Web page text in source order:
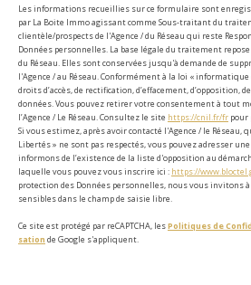
Les informations recueillies sur ce formulaire sont
par La Boite Immo agissant comme Sous-traitant du
clientèle/prospects de l'Agence / du Réseau qui reste
Données personnelles. La base légale du traitement
du Réseau. Elles sont conservées jusqu'à demande de
l'Agence / au Réseau. Conformément à la loi «
droits d’accès, de rectification, d’effacement,
données. Vous pouvez retirer votre consentement à tout
l’Agence / Le Réseau. Consultez le site https://cnil.fr/fr pour
Si vous estimez, après avoir contacté l'Agence / le
Libertés » ne sont pas respectés, vous pouvez adresser
informons de l’existence de la liste d'opposition au
laquelle vous pouvez vous inscrire ici : https://
protection des Données personnelles, nous vous invitons
sensibles dans le champ de saisie libre.
Ce site est protégé par reCAPTCHA, lesPolitiques de
sation de Google s'appliquent.